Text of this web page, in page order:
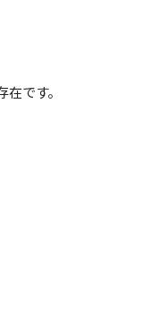
です。